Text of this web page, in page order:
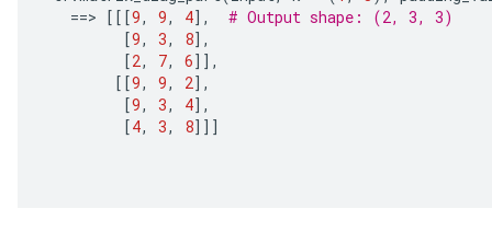
==> [[[9, 9, 4],
# Output shape: (2, 3, 3)
[9, 3, 8],
[2, 7, 6]],
[[9, 9, 2],
[9, 3, 4],
[4, 3, 8]]]